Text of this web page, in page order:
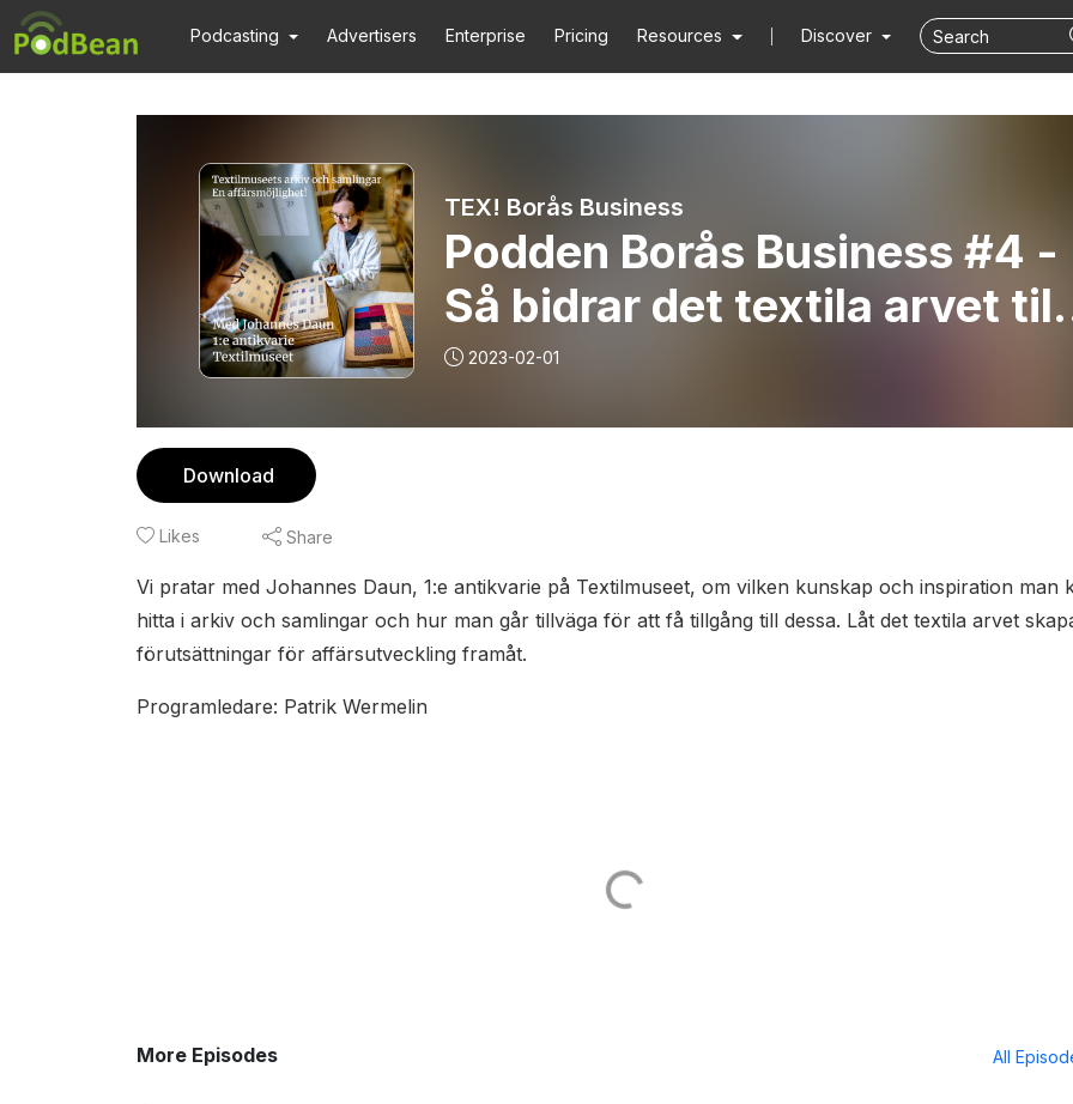
Podcasting Advertisers Enterprise Pricing Resources Discover
TEX! Borås Business
Podden Borås Business #4 -
Så bidrar det textila arvet till
framtidens textil- och
modebransch!
2023-02-01
Download
Likes Share
Vi pratar med Johannes Daun, 1:e antikvarie på Textilmuseet, om vilken kunskap och inspiration man
hitta i arkiv och samlingar och hur man går tillväga för att få tillgång till dessa. Låt det textila arvet
förutsättningar för affärsutveckling framåt.
Programledare: Patrik Wermelin
More Episodes All